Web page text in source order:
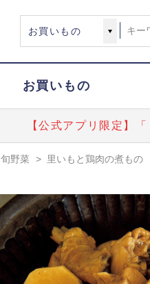
お買いもの
【公式アプリ限定】
旬野菜 > 里いもと鶏肉の煮もの